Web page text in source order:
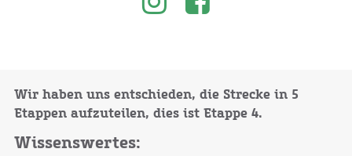
Wir haben uns entschieden, die Strecke in 5
Etappen aufzuteilen, dies ist Etappe 4.
Wissenswertes: